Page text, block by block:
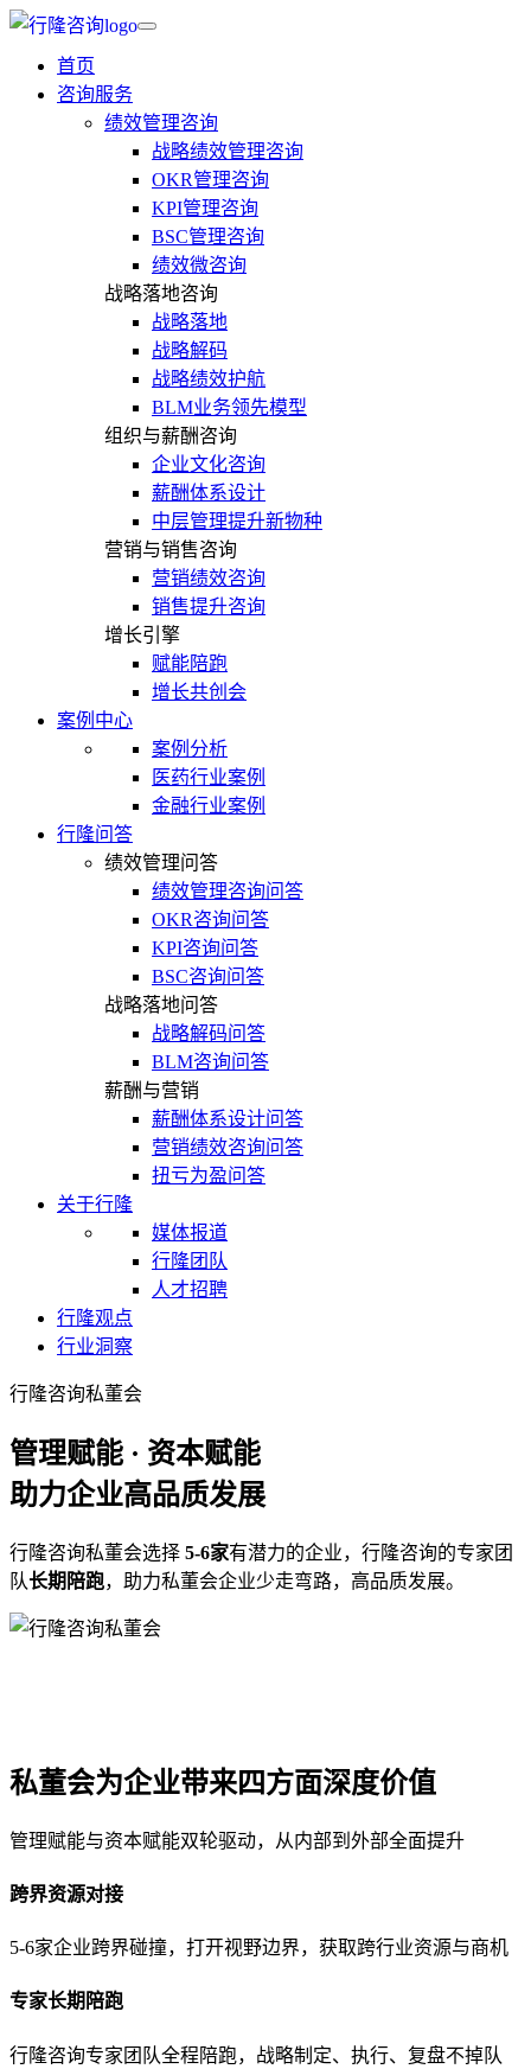
首页
咨询服务
绩效管理咨询
战略绩效管理咨询
OKR管理咨询
KPI管理咨询
BSC管理咨询
绩效微咨询
战略落地咨询
战略落地
战略解码
战略绩效护航
BLM业务领先模型
组织与薪酬咨询
企业文化咨询
薪酬体系设计
中层管理提升新物种
营销与销售咨询
营销绩效咨询
销售提升咨询
增长引擎
赋能陪跑
增长共创会
案例中心
案例分析
医药行业案例
金融行业案例
行隆问答
绩效管理问答
绩效管理咨询问答
OKR咨询问答
KPI咨询问答
BSC咨询问答
战略落地问答
战略解码问答
BLM咨询问答
薪酬与营销
薪酬体系设计问答
营销绩效咨询问答
扭亏为盈问答
关于行隆
媒体报道
行隆团队
人才招聘
行隆观点
行业洞察
行隆咨询私董会
管理赋能 · 资本赋能
助力企业高品质发展
行隆咨询私董会选择 5-6家有潜力的企业，行隆咨询的专家团
队长期陪跑，助力私董会企业少走弯路，高品质发展。
私董会为企业带来四方面深度价值
管理赋能与资本赋能双轮驱动，从内部到外部全面提升
跨界资源对接
5-6家企业跨界碰撞，打开视野边界，获取跨行业资源与商机
专家长期陪跑
行隆咨询专家团队全程陪跑，战略制定、执行、复盘不掉队